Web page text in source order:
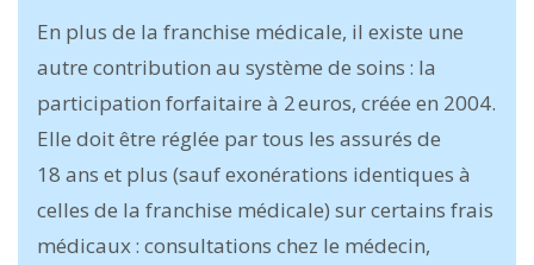
En plus de la franchise médicale, il existe une
autre contribution au système de soins : la
participation forfaitaire à 2 euros, créée en 2004.
Elle doit être réglée par tous les assurés de
18 ans et plus (sauf exonérations identiques à
celles de la franchise médicale) sur certains frais
médicaux : consultations chez le médecin,